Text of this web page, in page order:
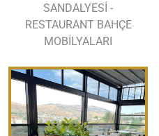
SANDALYESİ -
RESTAURANT BAHÇE
MOBİLYALARI